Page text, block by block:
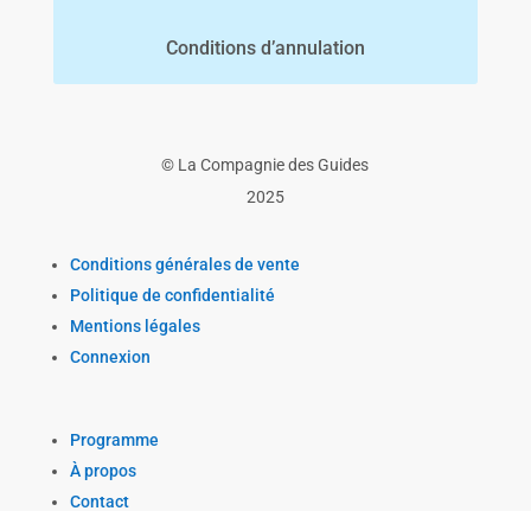
Conditions d’annulation
© La Compagnie des Guides
2025
Conditions générales de vente
Politique de confidentialité
Mentions légales
Connexion
Programme
À propos
Contact